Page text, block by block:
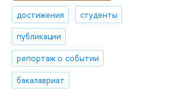
достижения
студенты
публикации
репортаж о событии
бакалавриат